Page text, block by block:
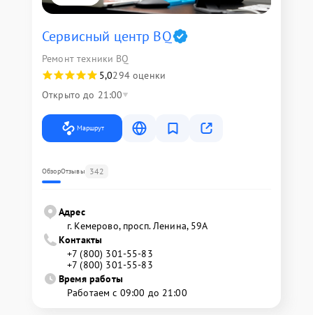
Сервисный центр BQ
Ремонт техники BQ
5,0294 оценки
Открыто до 21:00
Маршрут
ОбзорОтзывы 342
Адрес
г. Кемерово, просп. Ленина, 59А
Контакты
+7 (800) 301-55-83
+7 (800) 301-55-83
Время работы
Работаем с 09:00 до 21:00